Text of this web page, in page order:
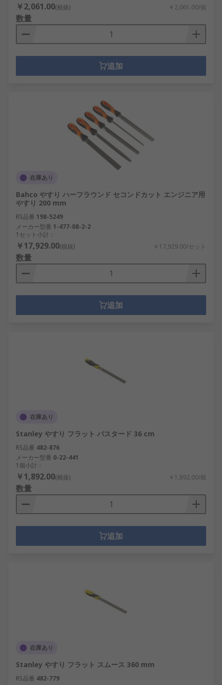
￥2,061.00(税抜) ￥2,061.00/個
数量
追加
在庫あり
Bahco やすり ハーフラウンド セコンドカット エンジニア用
やすり 200 mm
RS品番 198-5249
メーカー型番 1-477-08-2-2
1セット小計：
￥17,929.00(税抜) ￥17,929.00/セット
数量
追加
在庫あり
Stanley やすり フラット バスタード 36 cm
RS品番 482-876
メーカー型番 0-22-441
1個小計：
￥1,892.00(税抜) ￥1,892.00/個
数量
追加
在庫あり
Stanley やすり フラット スムース 360 mm
RS品番 482-779